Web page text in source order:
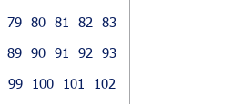
79 80 81 82
83
89 90 91 92
93
99 100 101
102